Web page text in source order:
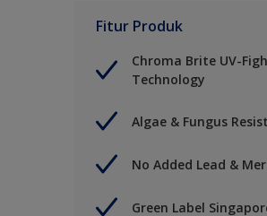
Fitur Produk
Chroma Brite UV-
Technology
Algae & Fungus
No Added Lead &
Green Label